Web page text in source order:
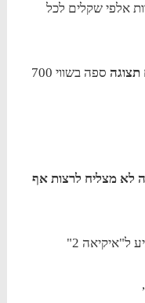
אלפי שקלים לכל
תצוגה
ספה בשווי 700
לא מצליח לרצות אף
ל"איקיאה 2"